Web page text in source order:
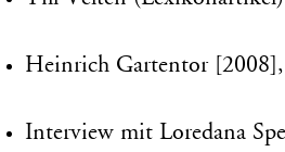
Heinrich Gartentor
Interview mit Loredana